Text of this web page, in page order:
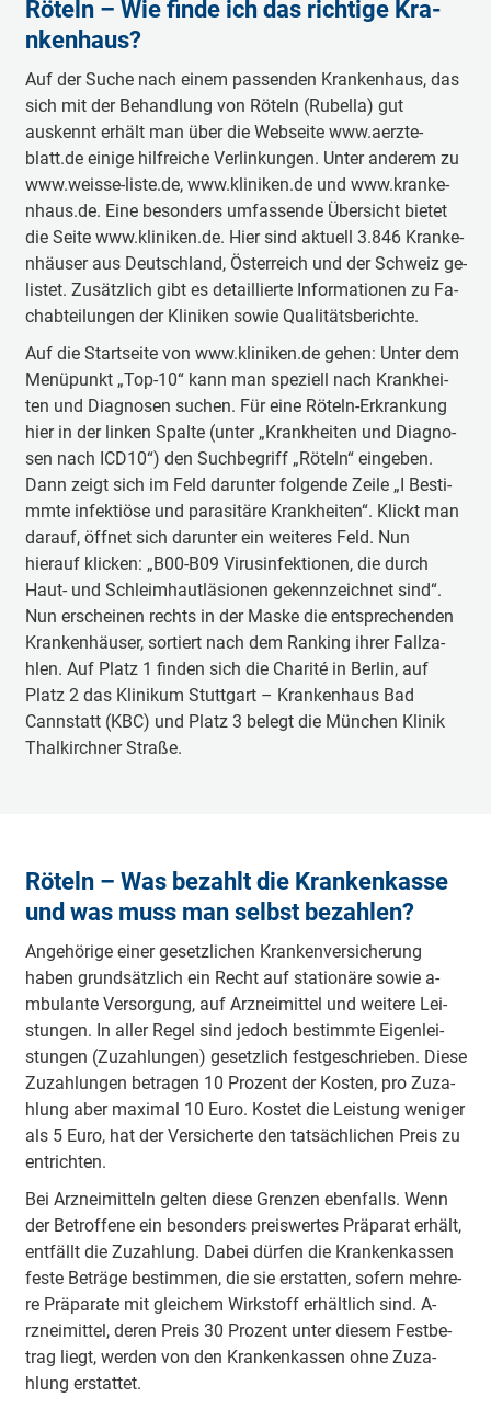
Röteln – Wie finde ich das ri­chti­ge Kra­
nke­nhaus?
Auf der Suche nach einem pa­sse­nden Kra­nke­nhaus, das
sich mit der Be­ha­ndlung von Röteln (Ru­be­lla) gut
auskennt erhält man über die We­bsei­te www.ae­rzte­
blatt.de ei­ni­ge hi­lfrei­che Ve­rli­nku­ngen. Unter a­nde­rem zu
www.weisse-liste.de, www.kli­ni­ken.de und www.kra­nke­
nhaus.de. Eine be­so­nders u­mfa­sse­nde Ü­be­rsicht bietet
die Seite www.kli­ni­ken.de. Hier sind aktuell 3.846 Kra­nke­
nhäu­ser aus Deutschland, Ö­ste­rreich und der Schweiz ge­
li­stet. Zu­sä­tzlich gibt es de­tai­llie­rte I­nfo­rma­tio­nen zu Fa­
cha­btei­lu­ngen der Kli­ni­ken sowie Qua­li­tä­tsbe­ri­chte.
Auf die Sta­rtsei­te von www.kli­ni­ken.de gehen: Unter dem
Me­nü­punkt „Top-10“ kann man speziell nach Kra­nkhei­
ten und Dia­gno­sen suchen. Für eine Röteln-E­rkra­nkung
hier in der linken Spalte (unter „Kra­nkhei­ten und Dia­gno­
sen nach ICD10“) den Su­chbe­griff „Röteln“ ei­nge­ben.
Dann zeigt sich im Feld da­ru­nter fo­lge­nde Zeile „I Be­sti­
mmte i­nfe­ktiö­se und pa­ra­si­tä­re Kra­nkhei­ten“. Klickt man
darauf, öffnet sich da­ru­nter ein wei­te­res Feld. Nun
hierauf klicken: „B00-B09 Vi­ru­si­nfe­ktio­nen, die durch
Haut- und Schlei­mhau­tlä­sio­nen ge­ke­nnzei­chnet sind“.
Nun e­rschei­nen rechts in der Maske die e­ntspre­che­nden
Kra­nke­nhäu­ser, sortiert nach dem Ranking ihrer Fa­llza­
hlen. Auf Platz 1 finden sich die Charité in Berlin, auf
Platz 2 das Kli­ni­kum Stuttgart – Kra­nke­nhaus Bad
Cannstatt (KBC) und Platz 3 belegt die München Klinik
Tha­lki­rchner Straße.
Röteln – Was bezahlt die Kra­nke­nka­sse
und was muss man selbst be­za­hlen?
A­nge­hö­ri­ge einer ge­se­tzli­chen Kra­nke­nve­rsi­che­rung
haben gru­ndsä­tzlich ein Recht auf sta­tio­nä­re sowie a­
mbu­la­nte Ve­rso­rgung, auf A­rznei­mi­ttel und wei­te­re Lei­
stu­ngen. In aller Regel sind jedoch be­sti­mmte Ei­ge­nlei­
stu­ngen (Zu­za­hlu­ngen) ge­se­tzlich fe­stge­schrie­ben. Diese
Zu­za­hlu­ngen be­tra­gen 10 Prozent der Kosten, pro Zu­za­
hlung aber ma­xi­mal 10 Euro. Kostet die Leistung we­ni­ger
als 5 Euro, hat der Ve­rsi­che­rte den ta­tsä­chli­chen Preis zu
e­ntri­chten.
Bei A­rznei­mi­tteln gelten diese Grenzen e­be­nfalls. Wenn
der Be­tro­ffe­ne ein be­so­nders prei­swe­rtes Prä­pa­rat erhält,
entfällt die Zu­za­hlung. Dabei dürfen die Kra­nke­nka­ssen
feste Be­trä­ge be­sti­mmen, die sie e­rsta­tten, sofern me­hre­
re Prä­pa­ra­te mit gleichem Wirkstoff e­rhä­ltlich sind. A­
rznei­mi­ttel, deren Preis 30 Prozent unter diesem Fe­stbe­
trag liegt, werden von den Kra­nke­nka­ssen ohne Zu­za­
hlung e­rsta­ttet.